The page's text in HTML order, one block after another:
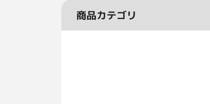
商品カテゴリ